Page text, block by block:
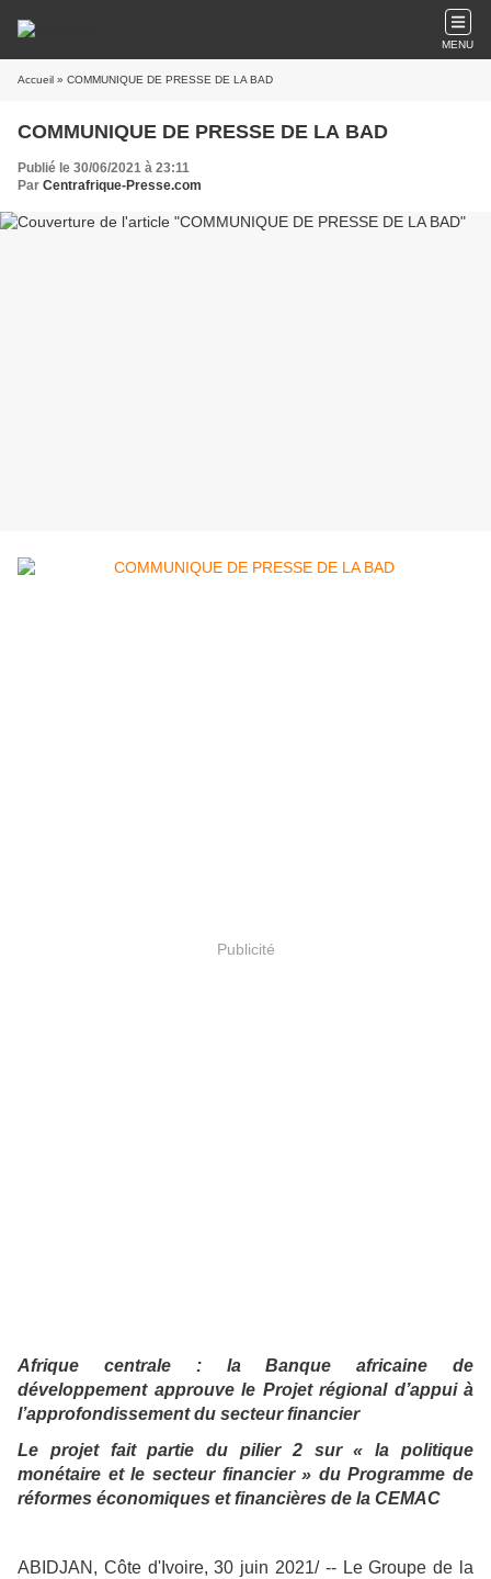
MENU
Accueil » COMMUNIQUE DE PRESSE DE LA BAD
COMMUNIQUE DE PRESSE DE LA BAD
Publié le 30/06/2021 à 23:11
Par Centrafrique-Presse.com
Publicité
Afrique centrale : la Banque africaine de
développement approuve le Projet régional d’appui à
l’approfondissement du secteur financier
Le projet fait partie du pilier 2 sur « la politique
monétaire et le secteur financier » du Programme de
réformes économiques et financières de la CEMAC
ABIDJAN, Côte d'Ivoire, 30 juin 2021/ -- Le Groupe de la